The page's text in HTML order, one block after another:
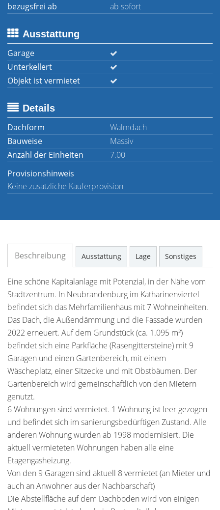
bezugsfrei ab
ab sofort
Ausstattung
Garage
Unterkellert
Objekt ist vermietet
Details
Dachform
Walmdach
Bauweise
Massiv
Anzahl der Einheiten
7.00
Provisionshinweis
Keine zusätzliche Käuferprovision
Beschreibung Ausstattung Lage Sonstiges
Eine schöne Kapitalanlage mit Potenzial, in der Nähe vom
Stadtzentrum. In Neubrandenburg im Katharinenviertel
befindet sich das Mehrfamilienhaus mit 7 Wohneinheiten.
Das Dach, die Außendämmung und die Fassade wurden
2022 erneuert. Auf dem Grundstück (ca. 1.095 m²)
befindet sich eine Parkfläche (Rasengittersteine) mit 9
Garagen und einen Gartenbereich, mit einem
Wäscheplatz, einer Sitzecke und mit Obstbäumen. Der
Gartenbereich wird gemeinschaftlich von den Mietern
genutzt.
6 Wohnungen sind vermietet. 1 Wohnung ist leer gezogen
und befindet sich im sanierungsbedürftigen Zustand. Alle
anderen Wohnung wurden ab 1998 modernisiert. Die
aktuell vermieteten Wohnungen haben alle eine
Etagengasheizung.
Von den 9 Garagen sind aktuell 8 vermietet (an Mieter und
auch an Anwohner aus der Nachbarschaft)
Die Abstellfläche auf dem Dachboden wird von einigen